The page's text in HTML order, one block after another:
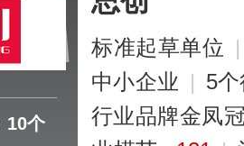
10个
标准起草单位
中小企业 | 5
行业品牌金凤